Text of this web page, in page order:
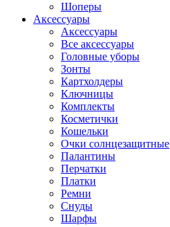
Шоперы
Аксессуары
Аксессуары
Все аксессуары
Головные уборы
Зонты
Картхолдеры
Ключницы
Комплекты
Косметички
Кошельки
Очки солнцезащитные
Палантины
Перчатки
Платки
Ремни
Снуды
Шарфы